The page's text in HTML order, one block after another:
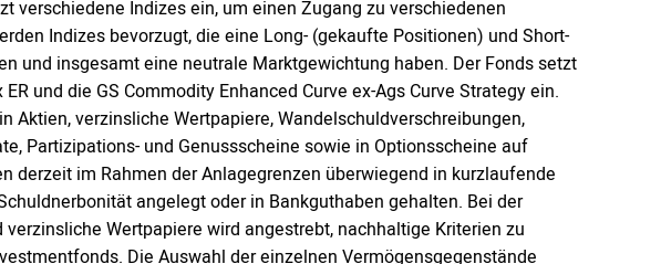
verschiedene Indizes ein, um einen Zugang zu verschiedenen
Indizes bevorzugt, die eine Long- (gekaufte Positionen) und Short-
und insgesamt eine neutrale Marktgewichtung haben. Der Fonds setzt
und die GS Commodity Enhanced Curve ex-Ags Curve Strategy ein.
Aktien, verzinsliche Wertpapiere, Wandelschuldverschreibungen,
Partizipations- und Genussscheine sowie in Optionsscheine auf
derzeit im Rahmen der Anlagegrenzen überwiegend in kurzlaufende
angelegt oder in Bankguthaben gehalten. Bei der
Wertpapiere wird angestrebt, nachhaltige Kriterien zu
Die Auswahl der einzelnen Vermögensgegenstände